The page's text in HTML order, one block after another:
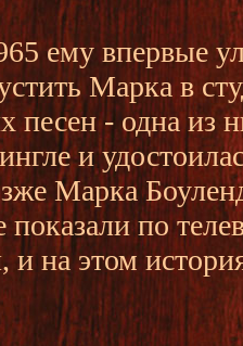
ему впервые
Марка в
песен - одна из
и
Марка
показали по
и на этом